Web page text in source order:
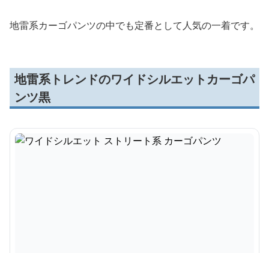
地雷系カーゴパンツの中でも定番として人気の一着です。
地雷系トレンドのワイドシルエットカーゴパ
ンツ黒